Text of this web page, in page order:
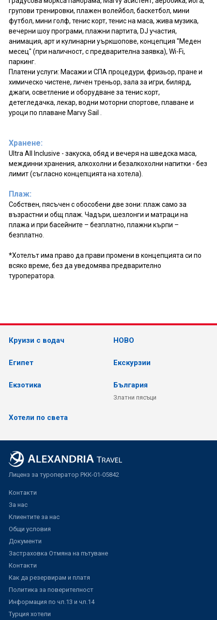
групови тренировки, плажен волейбол, баскетбол, мини
футбол, мини голф, тенис корт, тенис на маса, жива музика,
вечерни шоу програми, плажни партита, DJ участия,
анимация, арт и кулинарни уъркшопове, концепция "Меден
месец" (при наличност, с предварителна заявка), Wi-Fi,
паркинг.
Платени услуги: Масажи и СПА процедури, фризьор, пране и
химическо чистене, личен треньор, зала за игри, билярд,
джаги, осветление и оборудване за тенис корт,
детегледачка, лекар, водни моторни спортове, плаване и
уроци по плаване Marvy Sail .
Хранене:
Ultra All Inclusive - закуска, обяд и вечеря на шведска маса,
междинни хранения, алкохолни и безалкохолни напитки - без
лимит (съгласно концепцията на хотела).
Плаж:
Собствен, пясъчен с обособени две зони: плаж само за
възрастни и общ плаж. Чадъри, шезлонги и матраци на
плажа и при басейните – безплатно, плажни кърпи –
безплатно.
*Хотелът има право да прави промени в концепцията си по
всяко време, без да уведомява предварително
туроператора.
Круизи с водач НОВО
Египет Екскурзии
Екзотика България
Златни пясъци
Хотели по света
Лиценз за туроператор РКК-01-05842
Контакти
За нас
Клиентите за нас
Общи условия
Документи
Застраховка Отмяна на пътуване
Контакти
Как да резервирам и платя
Политика за поверителност
Информация по чл.13 и чл.14
Турция хотели